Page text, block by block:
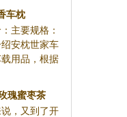
车枕
主要规格：
安枕世家车
用品，根据
瑰蜜枣茶
，又到了开